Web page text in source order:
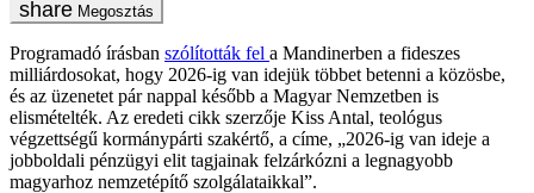
Megosztás
Programadó írásban szólították fel a Mandinerben a fideszes
milliárdosokat, hogy 2026-ig van idejük többet betenni a közösbe,
és az üzenetet pár nappal később a Magyar Nemzetben is
elismételték. Az eredeti cikk szerzője Kiss Antal, teológus
végzettségű kormánypárti szakértő, a címe, „2026-ig van ideje a
jobboldali pénzügyi elit tagjainak felzárkózni a legnagyobb
magyarhoz nemzetépítő szolgálataikkal”.